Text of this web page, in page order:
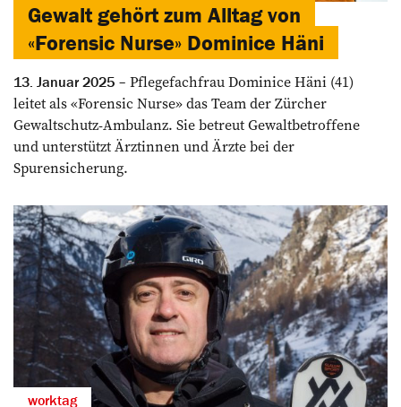
Gewalt gehört zum Alltag von
«Forensic Nurse» Dominice Häni
13. Januar 2025
Pflegefachfrau Dominice Häni (41)
leitet als «Forensic Nurse» das Team der Zürcher
Gewaltschutz-Ambulanz. Sie betreut Gewaltbetroffene
und unterstützt Ärztinnen und Ärzte bei der
Spurensicherung.
worktag